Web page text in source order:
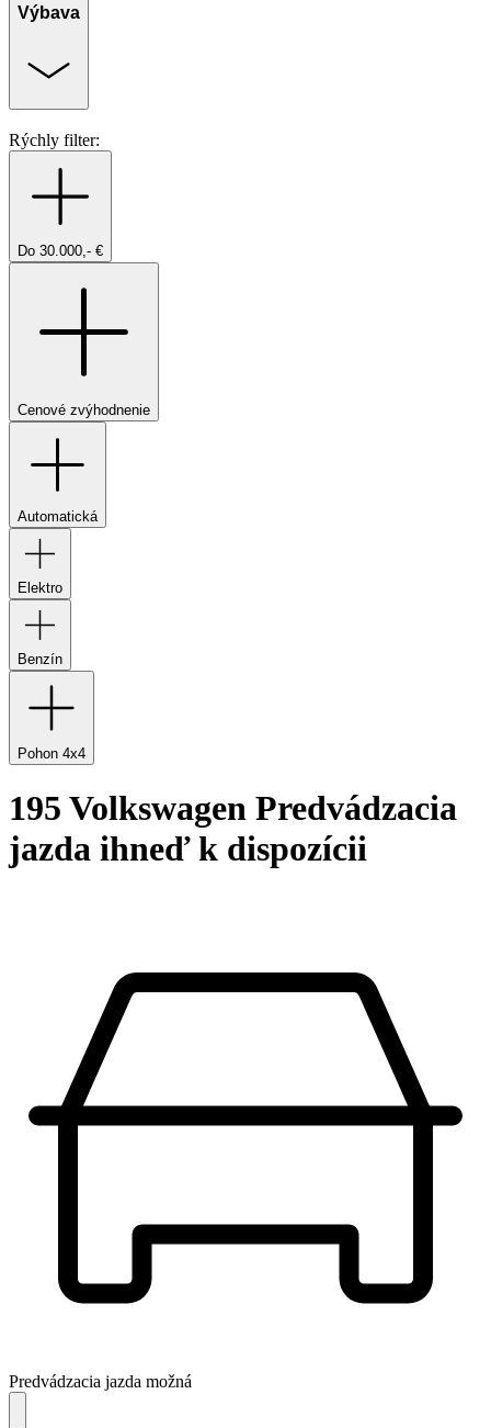
Výbava
Rýchly filter:
Do 30.000,- €
Cenové zvýhodnenie
Automatická
Elektro
Benzín
Pohon 4x4
195 Volkswagen Predvádzacia
jazda ihneď k dispozícii
Predvádzacia jazda možná